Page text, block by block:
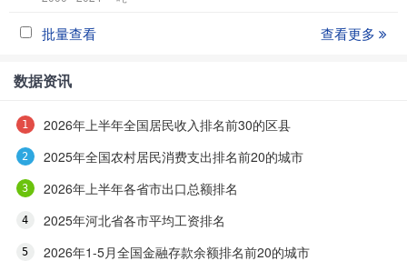
批量查看 查看更多
数据资讯
2026年上半年全国居民收入排名前30的区县
2025年全国农村居民消费支出排名前20的城市
2026年上半年各省市出口总额排名
2025年河北省各市平均工资排名
2026年1-5月全国金融存款余额排名前20的城市